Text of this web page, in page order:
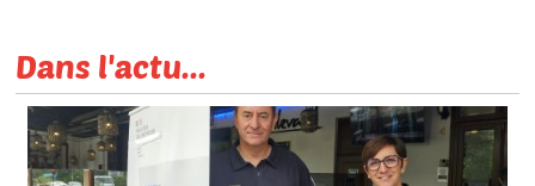
Dans l'actu...